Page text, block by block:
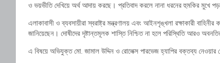
ও ভয়ভীতি দেখিয়ে অর্থ আদায় করছে। প্রতিবাদ করলে নানা ধরনের হুমকির মুখে
এলাকাবাসী ও ব্যবসায়ীরা স্বরাষ্ট্র মন্ত্রণালয় এবং আইনশৃঙ্খলা রক্ষাকারী
জানিয়েছেন। দোষীদের দৃষ্টান্তমূলক শাস্তি নিশ্চিত না হলে পরিস্থিতি আরও
এ বিষয়ে অভিযুক্ত মো. জামাল উদ্দিন ও রোলেক্স পারভেজ হ্যাপির বক্তব্য নেওয়ার